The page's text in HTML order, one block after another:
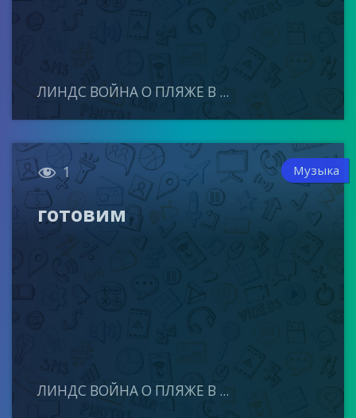
ЛИНДС ВОЙНА О ПЛЯЖЕ В ...
 1 Музыка
готовим
ЛИНДС ВОЙНА О ПЛЯЖЕ В ...